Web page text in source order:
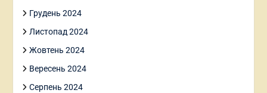
Грудень 2024
Листопад 2024
Жовтень 2024
Вересень 2024
Серпень 2024